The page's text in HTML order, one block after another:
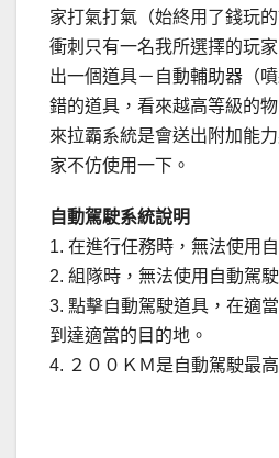
家打氣打氣（始終用了錢玩
衝刺只有一名我所選擇的玩
出一個道具－自動輔助器（
錯的道具，看來越高等級的
來拉霸系統是會送出附加能
家不仿使用一下。
自動駕駛系統說明
1. 在進行任務時，無法使用
2. 組隊時，無法使用自動駕駛
3. 點擊自動駕駛道具，在適
到達適當的目的地。
4. ２００ＫＭ是自動駕駛最高